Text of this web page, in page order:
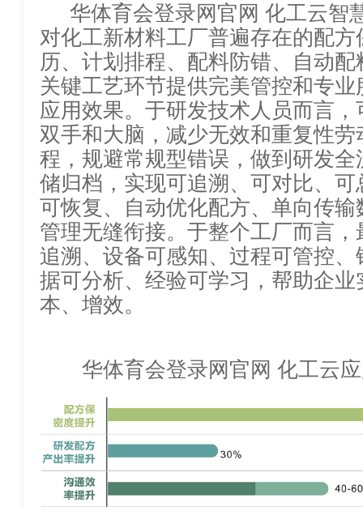
华体育会登录网官网 化工云智
对化工新材料工厂普遍存在的配
历、计划排程、配料防错、自动
关键工艺环节提供完美管控和专
应用效果。于研发技术人员而言
双手和大脑，减少无效和重复性
程，规避常规型错误，做到研发
储归档，实现可追溯、可对比、
可恢复、自动优化配方、单向传
管理无缝衔接。于整个工厂而言
追溯、设备可感知、过程可管控
据可分析、经验可学习，帮助企
本、增效。
华体育会登录网官网 化工云